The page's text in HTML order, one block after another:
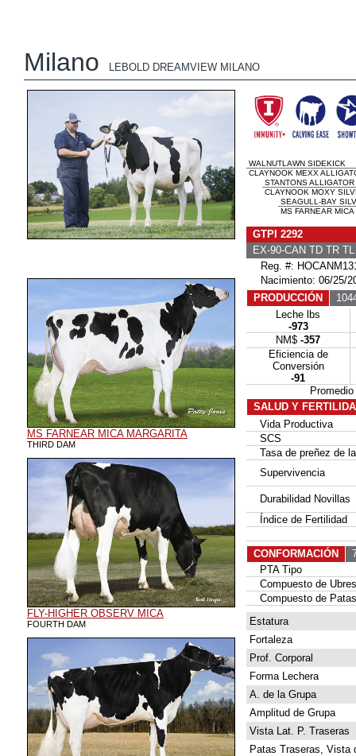
Milano LEBOLD DREAMVIEW MILANO
MS FARNEAR MICA MARGARITA
THIRD DAM
FLY-HIGHER OBSERV MICA
FOURTH DAM
WALNUTLAWN SIDEKICK
CLAYNOOK MEXX
STANTONS ALLIGATOR
CLAYNOOK MOXY
SEAGULL-BAY
MS FARNEAR
GTPI 2292
EX-90-CAN TD TR
Reg. #:
Nacimiento: 06/25/
PRODUCCIÓN
Leche lbs
-973
NM$ -357
Eficiencia de
Conversión
-91
SALUD Y
Vida Productiva
SCS
Tasa de preñez de
Supervivencia
Durabilidad Novillas
Índice de Fertilidad
CONFORMACIÓN
PTA Tipo
Compuesto de Ubres
Compuesto de
Estatura
Fortaleza
Prof. Corporal
Forma Lechera
A. de la Grupa
Amplitud de Grupa
Vista Lat. P. Traseras
Patas Traseras, Vista